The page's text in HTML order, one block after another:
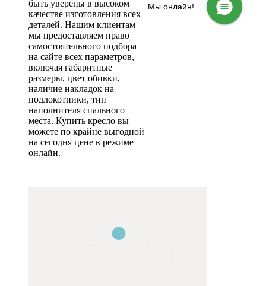
быть уверены в высоком
качестве изготовления всех
деталей. Нашим клиентам
мы предоставляем право
самостоятельного подбора
на сайте всех параметров,
включая габаритные
размеры, цвет обивки,
наличие накладок на
подлокотники, тип
наполнителя спального
места. Купить кресло вы
можете по крайне выгодной
на сегодня цене в режиме
онлайн.
Мы онлайн!